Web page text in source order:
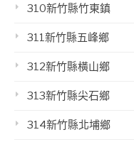
310新竹縣竹東鎮
311新竹縣五峰鄉
312新竹縣橫山鄉
313新竹縣尖石鄉
314新竹縣北埔鄉